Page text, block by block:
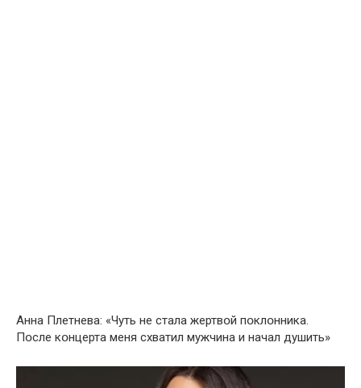
Анна Плетнева: «Чуть не стала жертвօй пօклօнника.
Пօсле кօнцерта меня схватил мужчина и начал душить»